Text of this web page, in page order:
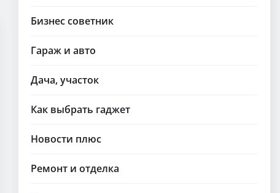
Бизнес советник
Гараж и авто
Дача, участок
Как выбрать гаджет
Новости плюс
Ремонт и отделка